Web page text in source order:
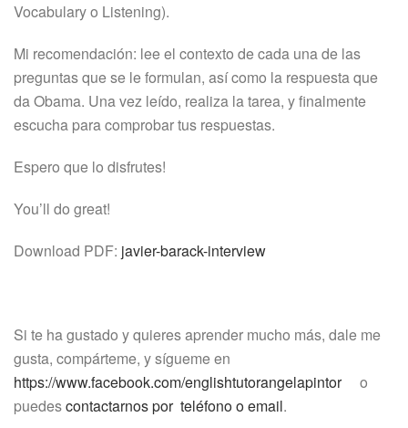
Vocabulary o Listening).
Mi recomendación: lee el contexto de cada una de las
preguntas que se le formulan, así como la respuesta que
da Obama. Una vez leído, realiza la tarea, y finalmente
escucha para comprobar tus respuestas.
Espero que lo disfrutes!
You’ll do great!
Download PDF: javier-barack-interview
Si te ha gustado y quieres aprender mucho más, dale me
gusta, compárteme, y sígueme en
https://www.facebook.com/englishtutorangelapintoro
puedescontactarnos por teléfono o email.